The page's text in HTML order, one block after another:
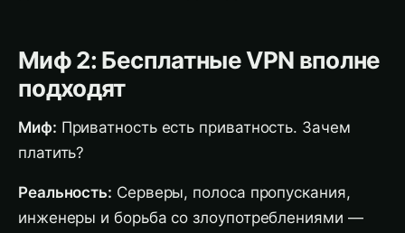
Миф 2: Бесплатные VPN вполне
подходят
Миф: Приватность есть приватность. Зачем
платить?
Реальность: Серверы, полоса пропускания,
инженеры и борьба со злоупотреблениями —